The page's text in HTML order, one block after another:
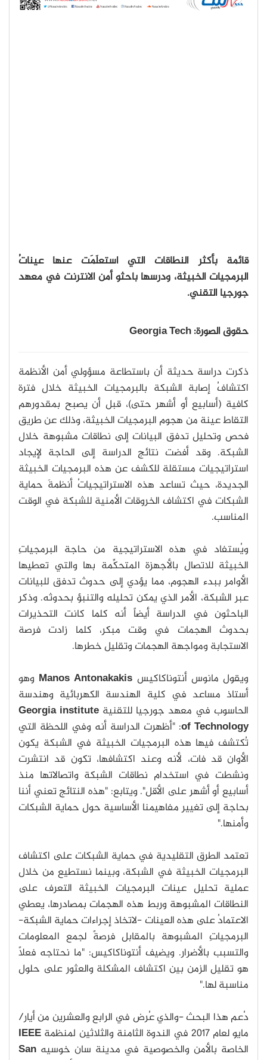
قائمة بأكثر النطاقات التي استعلَمَت عنها عيناتُ
البرمجيات الخبيثة، ودرسها باحثو أمن الانترنت في معهد
جورجيا التقني.
حقوق الصورة: Georgia Tech
ذكرت دراسة حديثة أن باستطاعة مسؤولي أمن الأنظمة
اكتشافُ إصابة الشبكة بالبرمجيات الخبيثة خلال فترة
كافية (أسابيع أو أشهر حتى)، قبل أن يصبح بمقدورهم
التقاط عينة من هجوم البرمجيات الخبيثة، وذلك عن طريق
فحص وتحليل تدفق البيانات إلى نطاقات مشبوهة خلال
الشبكة. وقد أفضت نتائج الدراسة إلى الحاجة لإيجاد
استراتيجيات مستقلة للكشف عن هذه البرمجيات الخبيثة
الجديدة، حيث تساعد هذه الاستراتيجياتُ أنظمةَ حماية
الشبكات في اكتشاف الخروقات الأمنية للشبكة في الوقت
المناسب.
ويُستفاد في هذه الاستراتيجية من حاجة البرمجياتِ
الخبيثة للاتصال بالأجهزة المتحكِّمة بها والتي تعطيها
الأوامر ببدء الهجوم، مما يؤدي إلى حدوث تدفق للبيانات
عبر الشبكة، الأمر الذي يمكن تحليله والتنبؤ بحدوثه. وذكر
الباحثون في الدراسة أيضاً أنه كلما كانت التحذيرات
بحدوث الهجمات في وقت مبكر، كلما زادت فرصة
الاستجابة ومواجهة الهجمات وتقليل خطرها.
ويقول مانوس أنتوناكاكيس
وهو
أستاذ مساعد في كلية الهندسة الكهربائية وهندسة
الحاسوب في معهد جورجيا للتقنية Georgia institute
of Technology: "أظهرت الدراسة أنه وفي اللحظة التي
تُكتشف فيها هذه البرمجيات الخبيثة في الشبكة يكون
الأوان قد فات، لأنه وعند اكتشافها، تكون قد انتشرت
ونشطت في استخدام نطاقات الشبكة واتصالاتها منذ
أسابيع أو أشهر على الأقل". ويتابع: "هذه النتائج تعني أننا
بحاجة إلى تغيير مفاهيمنا الأساسية حول حماية الشبكات
وأمنها."
تعتمد الطرق التقليدية في حماية الشبكات على اكتشاف
البرمجيات الخبيثة في الشبكة، وبينما نستطيع من خلال
عملية تحليل عينات البرمجيات الخبيثة التعرف على
النطاقات المشبوهة وربط هذه الهجمات بمصادرها، يعطي
الاعتمادُ على هذه العينات -لاتخاذ إجراءات حماية الشبكة-
البرمجياتِ المشبوهة بالمقابل فرصةً لجمع المعلومات
والتسبب بالأضرار. ويضيف أنتوناكاكيس: "ما نحتاجه فعلاً
هو تقليل الزمن بين اكتشاف المشكلة والعثور على حلول
مناسبة لها."
دُعم هذا البحث -والذي عُرض في الرابع والعشرين من أيار/
مايو لعام 2017 في الندوة الثامنة والثلاثين لمنظمة
IEEE
الخاصة بالأمن والخصوصية في مدينة سان خوسيه San